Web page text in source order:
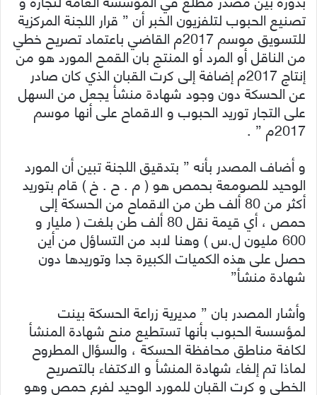
تصنيع الحبوب لتلفزيون الخبر أن ” قرار اللجنة المركزية
للتسويق موسم 2017م القاضي باعتماد تصريح خطي
من الناقل أو المرد أو المنتج بان القمح المورد هو من
إنتاج 2017م إضافة إلى كرت القبان الذي كان صادر
عن الحسكة دون وجود شهادة منشأ يجعل من السهل
على التجار توريد الحبوب و الاقماح على أنها موسم
2017م ” .
و أضاف المصدر بأنه ” بتدقيق اللجنة تبين أن المورد
الوحيد للصومعة بحمص هو ( م . ح . خ ) قام بتوريد
أكثر من 80 ألف طن من الاقماح من الحسكة إلى
حمص ، أي قيمة نقل 80 ألف طن بلغت ( مليار و
600 مليون ل.س ) وهنا لابد من التساؤل من أين
حصل على هذه الكميات الكبيرة جدا وتوريدها دون
شهادة منشأ”
وأشار المصدر بان ” مديرية زراعة الحسكة بينت
لمؤسسة الحبوب بأنها تستطيع منح شهادة المنشأ
لكافة مناطق محافظة الحسكة ، والسؤال المطروح
لماذا تم إلغاء شهادة المنشأ و الاكتفاء بالتصريح
الخطي و كرت القبان للمورد الوحيد لفرع حمص وهو